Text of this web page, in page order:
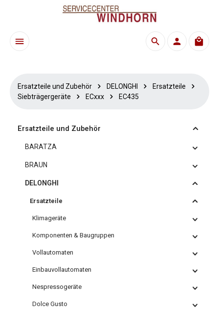
Zum Hauptinhalt springen
Ersatzteile und Zubehör DELONGHI
Ersatzteile
Siebträgergeräte
ECxxx EC435
Ersatzteile und Zubehör
BARATZA
BRAUN
DELONGHI
Ersatzteile
Klimageräte
Komponenten & Baugruppen
Vollautomaten
Einbauvollautomaten
Nespressogeräte
Dolce Gusto